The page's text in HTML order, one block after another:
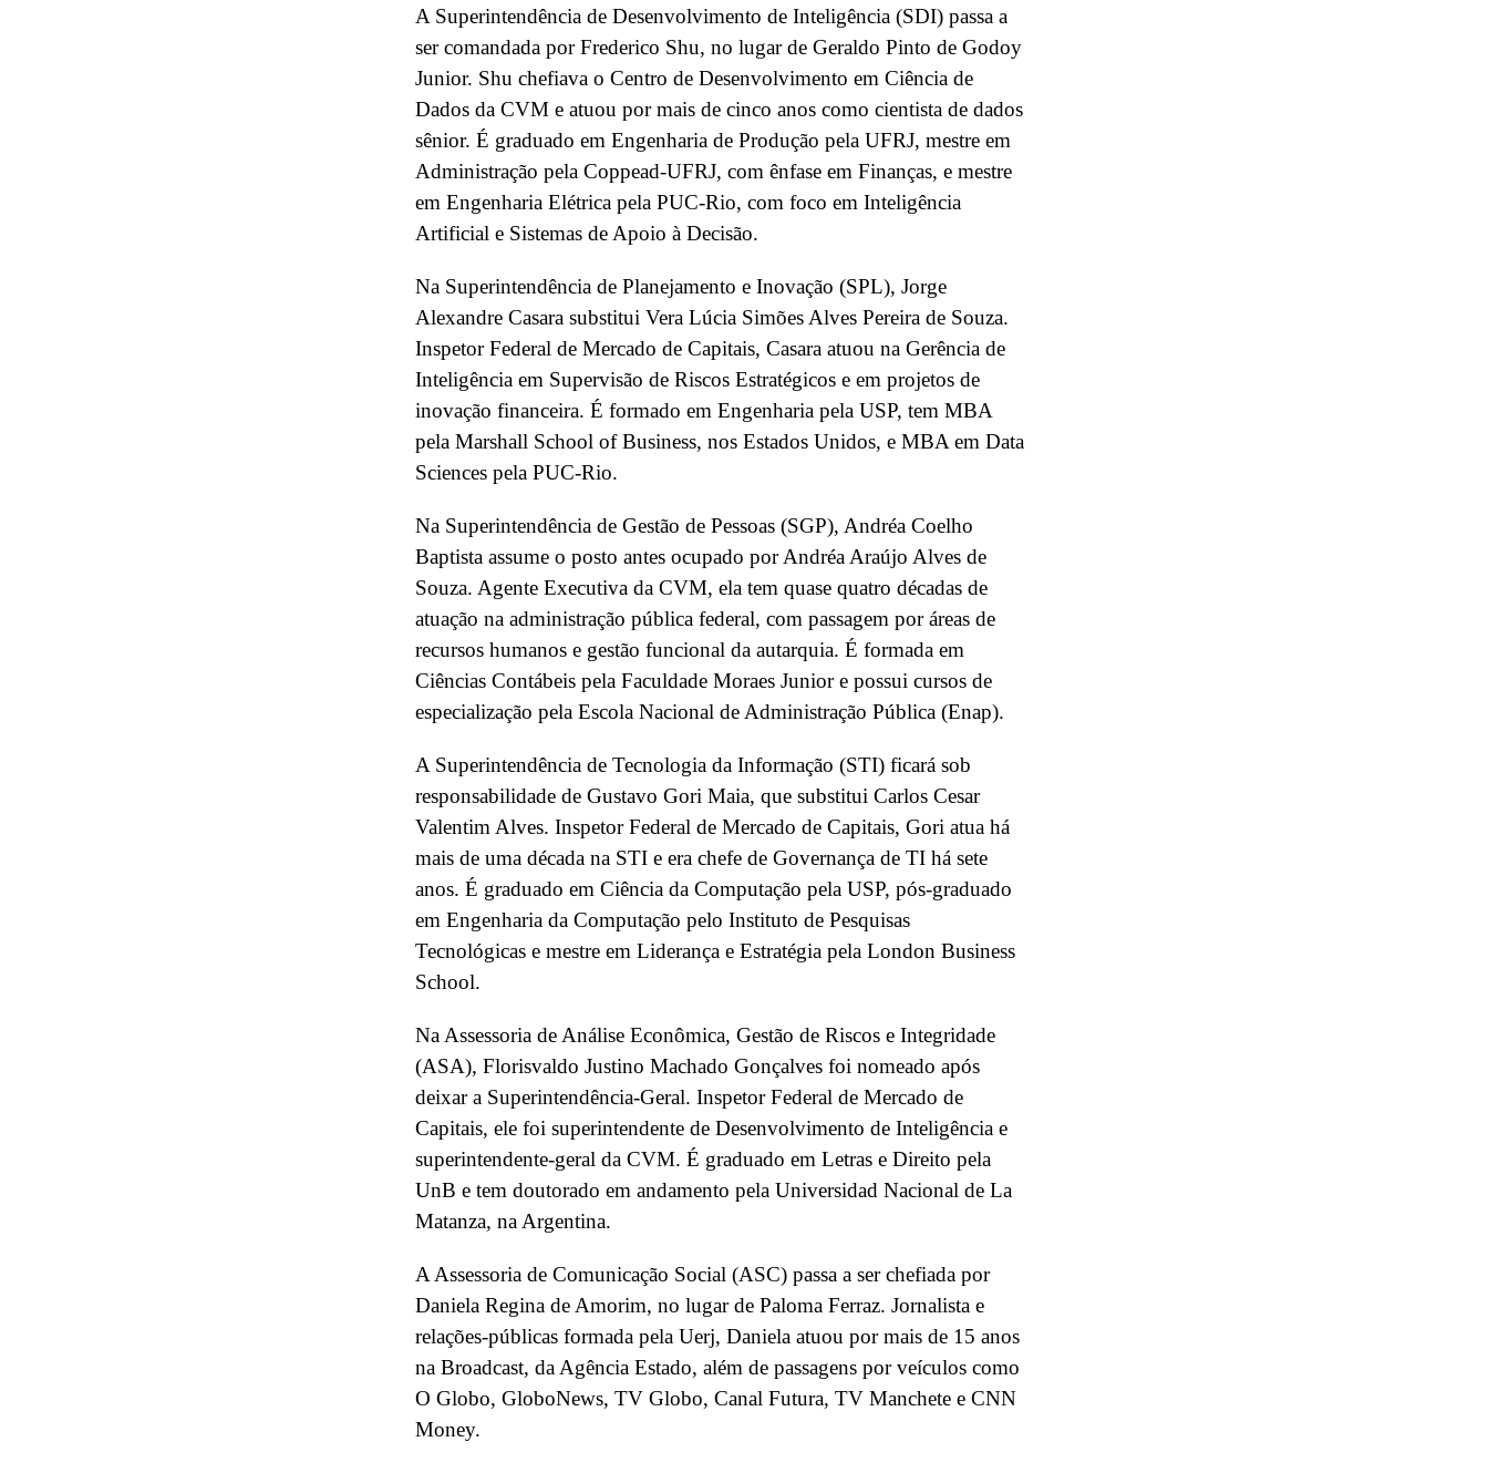
A Superintendência de Desenvolvimento de Inteligência (SDI) passa a
ser comandada por Frederico Shu, no lugar de Geraldo Pinto de Godoy
Junior. Shu chefiava o Centro de Desenvolvimento em Ciência de
Dados da CVM e atuou por mais de cinco anos como cientista de dados
sênior. É graduado em Engenharia de Produção pela UFRJ, mestre em
Administração pela Coppead-UFRJ, com ênfase em Finanças, e mestre
em Engenharia Elétrica pela PUC-Rio, com foco em Inteligência
Artificial e Sistemas de Apoio à Decisão.
Na Superintendência de Planejamento e Inovação (SPL), Jorge
Alexandre Casara substitui Vera Lúcia Simões Alves Pereira de Souza.
Inspetor Federal de Mercado de Capitais, Casara atuou na Gerência de
Inteligência em Supervisão de Riscos Estratégicos e em projetos de
inovação financeira. É formado em Engenharia pela USP, tem MBA
pela Marshall School of Business, nos Estados Unidos, e MBA em Data
Sciences pela PUC-Rio.
Na Superintendência de Gestão de Pessoas (SGP), Andréa Coelho
Baptista assume o posto antes ocupado por Andréa Araújo Alves de
Souza. Agente Executiva da CVM, ela tem quase quatro décadas de
atuação na administração pública federal, com passagem por áreas de
recursos humanos e gestão funcional da autarquia. É formada em
Ciências Contábeis pela Faculdade Moraes Junior e possui cursos de
especialização pela Escola Nacional de Administração Pública (Enap).
A Superintendência de Tecnologia da Informação (STI) ficará sob
responsabilidade de Gustavo Gori Maia, que substitui Carlos Cesar
Valentim Alves. Inspetor Federal de Mercado de Capitais, Gori atua há
mais de uma década na STI e era chefe de Governança de TI há sete
anos. É graduado em Ciência da Computação pela USP, pós-graduado
em Engenharia da Computação pelo Instituto de Pesquisas
Tecnológicas e mestre em Liderança e Estratégia pela London Business
School.
Na Assessoria de Análise Econômica, Gestão de Riscos e Integridade
(ASA), Florisvaldo Justino Machado Gonçalves foi nomeado após
deixar a Superintendência-Geral. Inspetor Federal de Mercado de
Capitais, ele foi superintendente de Desenvolvimento de Inteligência e
superintendente-geral da CVM. É graduado em Letras e Direito pela
UnB e tem doutorado em andamento pela Universidad Nacional de La
Matanza, na Argentina.
A Assessoria de Comunicação Social (ASC) passa a ser chefiada por
Daniela Regina de Amorim, no lugar de Paloma Ferraz. Jornalista e
relações-públicas formada pela Uerj, Daniela atuou por mais de 15 anos
na Broadcast, da Agência Estado, além de passagens por veículos como
O Globo, GloboNews, TV Globo, Canal Futura, TV Manchete e CNN
Money.